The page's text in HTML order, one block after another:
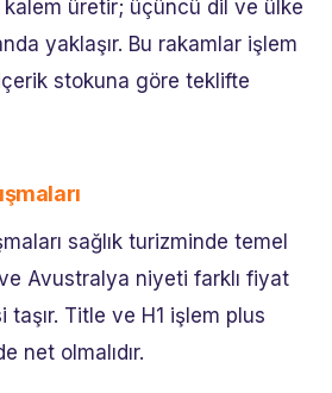
kalem üretir; üçüncü dil ve ülke
yaklaşır. Bu rakamlar işlem
stokuna göre teklifte
sağlık turizminde temel
ve Avustralya niyeti farklı fiyat
Title ve H1 işlem plus
net olmalıdır.